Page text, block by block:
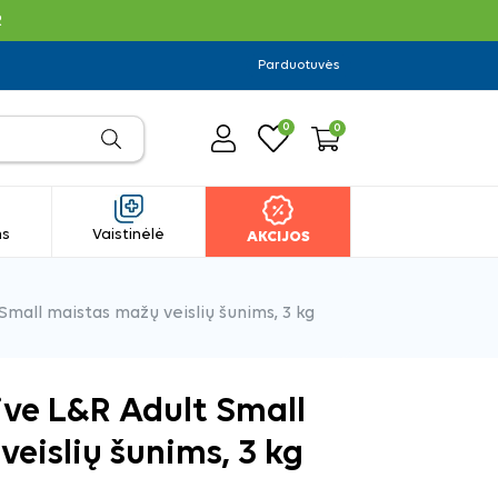
Parduotuvės
0 0
Vaistinėlė AKCIJOS
maistas mažų veislių šunims, 3 kg
L&R Adult Small
šunims, 3 kg